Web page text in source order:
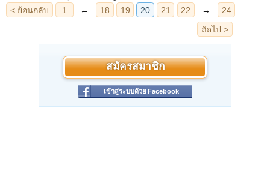
สมัครสมาชิก
เข้าสู่ระบบด้วย Facebook